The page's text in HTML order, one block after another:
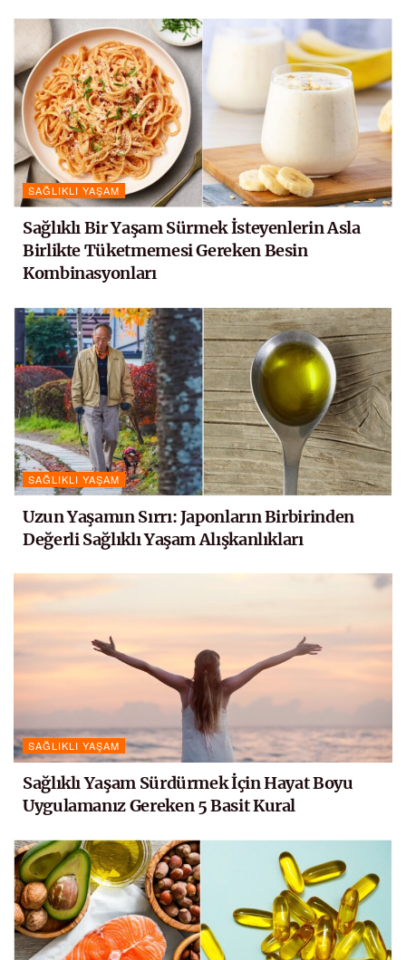
SAĞLIKLI YAŞAM
Sağlıklı Bir Yaşam Sürmek İsteyenlerin Asla
Birlikte Tüketmemesi Gereken Besin
Kombinasyonları
SAĞLIKLI YAŞAM
Uzun Yaşamın Sırrı: Japonların Birbirinden
Değerli Sağlıklı Yaşam Alışkanlıkları
SAĞLIKLI YAŞAM
Sağlıklı Yaşam Sürdürmek İçin Hayat Boyu
Uygulamanız Gereken 5 Basit Kural